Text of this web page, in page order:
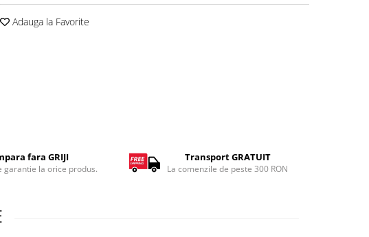
Adauga la Favorite
fara GRIJI
garantie la orice produs.
Transport GRATUIT
La comenzile de peste 300 RON